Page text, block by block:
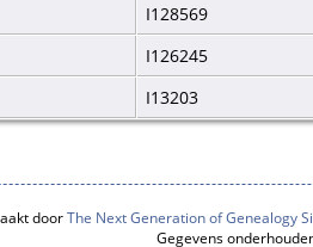
I128569
I126245
I13203
doorThe Next Generation of Genealogy
Gegevens